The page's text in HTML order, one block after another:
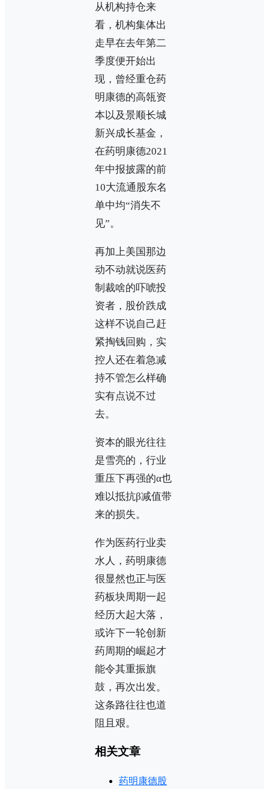
从机构持仓来
看，机构集体出
走早在去年第二
季度便开始出
现，曾经重仓药
明康德的高瓴资
本以及景顺长城
新兴成长基金，
在药明康德2021
年中报披露的前
10大流通股东名
单中均“消失不
见”。
再加上美国那边
动不动就说医药
制裁啥的吓唬投
资者，股价跌成
这样不说自己赶
紧掏钱回购，实
控人还在着急减
持不管怎么样确
实有点说不过
去。
资本的眼光往往
是雪亮的，行业
重压下再强的α也
难以抵抗β减值带
来的损失。
作为医药行业卖
水人，药明康德
很显然也正与医
药板块周期一起
经历大起大落，
或许下一轮创新
药周期的崛起才
能令其重振旗
鼓，再次出发。
这条路往往也道
阻且艰。
相关文章
药明康德股